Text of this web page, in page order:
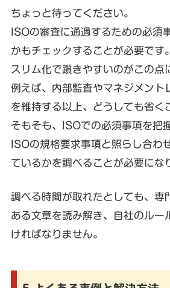
ちょっと待ってください。
ISOの審査に通過するための必須
かもチェックすることが必要です。
スリム化で躓きやすいのがこの点
例えば、内部監査やマネジメント
を維持する以上、どうしても省く
そもそも、ISOでの必須事項を把
ISOの規格要求事項と照らし合わ
ているかを調べることが必要にな
調べる時間が取れたとしても、専
ある文章を読み解き、自社のルー
ければなりません。